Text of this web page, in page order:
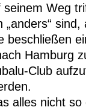
seinem Weg
„anders“
beschließen
Hamburg
Club
alles nicht so